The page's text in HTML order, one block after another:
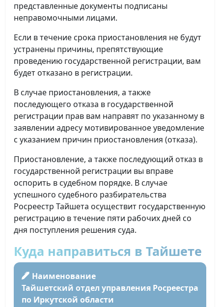
представленные документы подписаны
неправомочными лицами.
Если в течение срока приостановления не будут
устранены причины, препятствующие
проведению государственной регистрации, вам
будет отказано в регистрации.
В случае приостановления, а также
последующего отказа в государственной
регистрации прав вам направят по указанному в
заявлении адресу мотивированное уведомление
с указанием причин приостановления (отказа).
Приостановление, а также последующий отказ в
государственной регистрации вы вправе
оспорить в судебном порядке. В случае
успешного судебного разбирательства
Росреестр Тайшета осуществит государственную
регистрацию в течение пяти рабочих дней со
дня поступления решения суда.
Куда направиться в Тайшете
Наименование
Тайшетский отдел управления Росреестра
по Иркутской области